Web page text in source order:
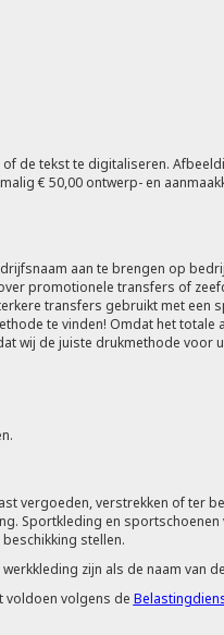
de tekst te digitaliseren.
€ 50,00 ontwerp- en
aan te brengen op
promotionele transfers of
transfers gebruikt met een
te vinden! Omdat het
wij de juiste drukmethode voor
vergoeden, verstrekken of ter
Sportkleding en
stellen.
zijn als de naam van
voldoen volgens de